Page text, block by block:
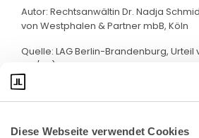
Diese Webseite verwendet Cookies
Autor: Rechtsanwältin Dr. Nadja
von Westphalen & Partner mbB, Köln
Quelle: LAG Berlin-Brandenburg, Urteil
321/24)